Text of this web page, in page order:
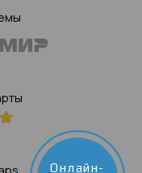
Онлайн-